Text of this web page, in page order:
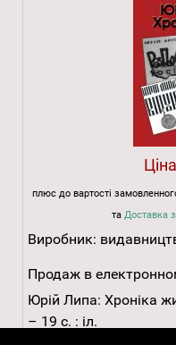
плюс до вартості
та Доставка
Виробник:
Продаж в
Юрій Липа: Хроніка
– 19 с. : іл.